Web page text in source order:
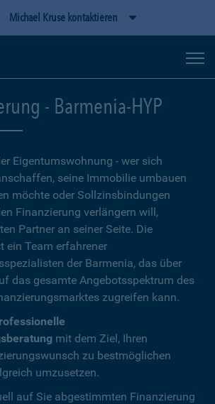
Michael Kruse kontaktieren
- Barmenia-HYP
Eigentumswohnung - wer sich
seine Immobilie umbauen
möchte oder Sollzinsbindungen
Finanzierung verlängern will,
Partner an seiner Seite. Die
ein Team erfahrener
der Barmenia, das über
das gesamte Angebotsspektrum des
zugreifen kann.
mit dem Ziel, Ihren
zu bestmöglichen
umzusetzen.
auf Sie abgestimmten Finanzierung